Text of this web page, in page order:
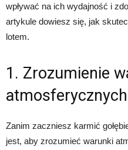
wpływać na ich wydajność i
artykule dowiesz się, jak
lotem.
1. Zrozumienie
atmosferycznych
Zanim zaczniesz karmić
jest, aby zrozumieć warunki